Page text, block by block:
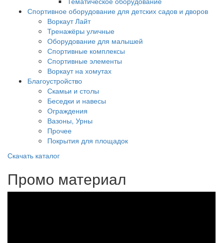
Спортивное оборудование для детских садов и дворов
Воркаут Лайт
Тренажёры уличные
Оборудование для малышей
Спортивные комплексы
Спортивные элементы
Воркаут на хомутах
Благоустройство
Скамьи и столы
Беседки и навесы
Ограждения
Вазоны, Урны
Прочее
Покрытия для площадок
Скачать каталог
Промо материал